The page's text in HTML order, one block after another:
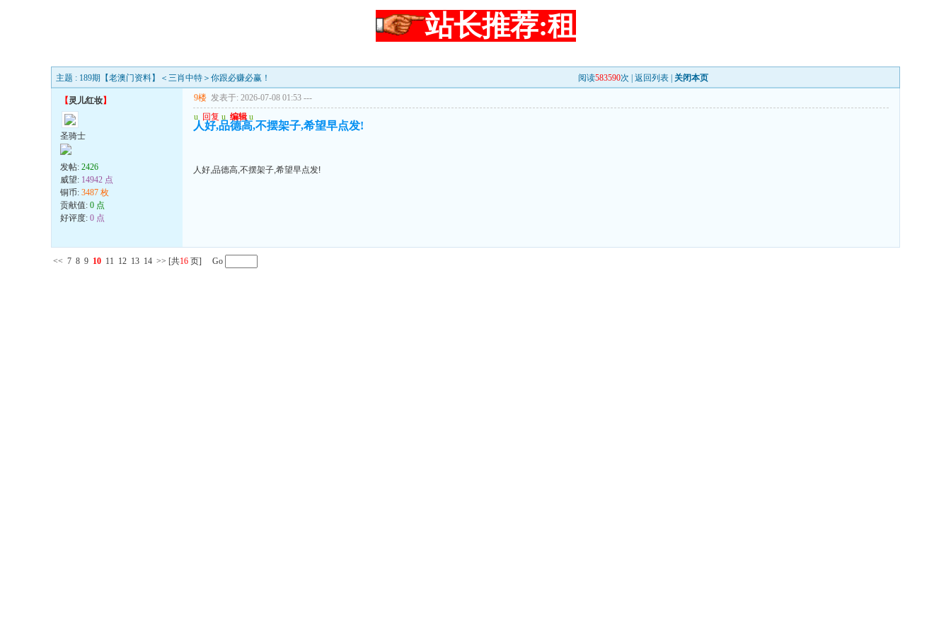
站长推荐:租
主题 : 189期【老澳门资料】＜三肖中特＞你跟必赚必赢！ 阅读583590次 | 返回列表 关闭本页
【灵儿红妆】
圣骑士
发帖: 2426
威望: 14942 点
铜币: 3487 枚
贡献值: 0 点
好评度: 0 点
9楼 发表于: 2026-07-08 01:53 ---
u 回复 u 编辑 u
人好,品德高,不摆架子,希望早点发!
人好,品德高,不摆架子,希望早点发!
<< 7 8 9 10 11 12 13 14 >> [共16 页] Go